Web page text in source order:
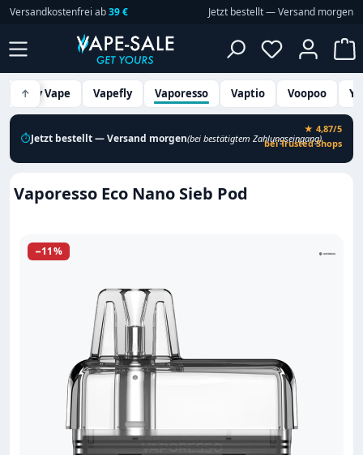
Zum Hauptinhalt springen
Versandkostenfrei ab39 € Jetzt bestellt — Versand morgen
Du hast 0
↑
Vandy Vape Vapefly Vaporesso Vaptio Voopoo
⏱Jetzt bestellt — Versand morgen(bei bestätigtem Zahlungseingang)
★ 4,87/5
bei Trusted Shops
Vaporesso Eco Nano Sieb Pod
Bildergalerie überspringen
−11%